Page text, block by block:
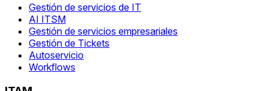
Gestión de servicios de IT
AI ITSM
Gestión de servicios empresariales
Gestión de Tickets
Autoservicio
Workflows